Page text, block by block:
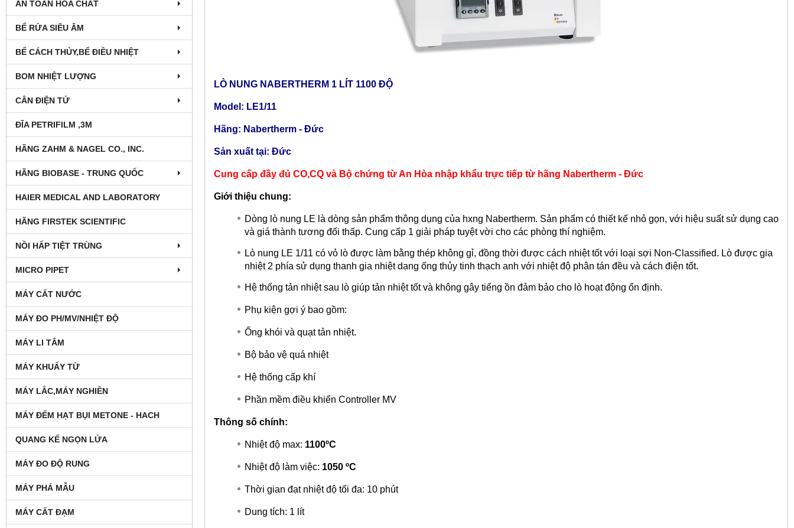
AN TOÀN HÓA CHẤT
BỂ RỬA SIÊU ÂM
BỂ CÁCH THỦY,BỂ ĐIỀU NHIỆT
BOM NHIỆT LƯỢNG
CÂN ĐIỆN TỬ
ĐĨA PETRIFILM ,3M
HÃNG ZAHM & NAGEL CO., INC.
HÃNG BIOBASE - TRUNG QUỐC
HAIER MEDICAL AND LABORATORY
HÃNG FIRSTEK SCIENTIFIC
NỒI HẤP TIỆT TRÙNG
MICRO PIPET
MÁY CẤT NƯỚC
MÁY ĐO PH/MV/NHIỆT ĐỘ
MÁY LI TÂM
MÁY KHUẤY TỪ
MÁY LẮC,MÁY NGHIỀN
MÁY ĐẾM HẠT BỤI METONE - HACH
QUANG KẾ NGỌN LỬA
MÁY ĐO ĐỘ RUNG
MÁY PHÁ MẪU
MÁY CẤT ĐẠM
LÒ NUNG NABERTHERM 1 LÍT 1100 ĐỘ
Model: LE1/11
Hãng: Nabertherm - Đức
Sản xuất tại: Đức
Cung cấp đầy đủ CO,CQ và Bộ chứng từ An Hòa nhập khẩu trực tiếp từ hãng Nabertherm - Đức
Giới thiệu chung:
Dòng lò nung LE là dòng sản phẩm thông dụng của hxng Nabertherm. Sản phẩm có thiết kế nhỏ gọn, với hiệu suất sử dụng cao
và giá thành tương đối thấp. Cung cấp 1 giải pháp tuyệt vời cho các phòng thí nghiệm.
Lò nung LE 1/11 có vỏ lò được làm bằng thép không gỉ, đồng thời được cách nhiệt tốt với loại sợi Non-Classified. Lò được gia
nhiệt 2 phía sử dụng thanh gia nhiệt dạng ống thủy tinh thạch anh với nhiệt độ phân tán đều và cách điện tốt.
Hệ thống tản nhiệt sau lò giúp tản nhiệt tốt và không gây tiếng ồn đảm bảo cho lò hoạt động ổn định.
Phụ kiện gợi ý bao gồm:
Ống khói và quạt tản nhiệt.
Bộ bảo vệ quá nhiệt
Hệ thống cấp khí
Phần mềm điều khiển Controller MV
Thông số chính:
Nhiệt độ max: 1100ºC
Nhiệt độ làm việc: 1050 ºC
Thời gian đạt nhiệt độ tối đa: 10 phút
Dung tích: 1 lít